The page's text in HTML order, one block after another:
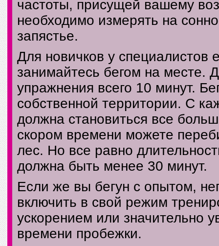
частоты, присущей вашему
необходимо измерять на
запястье.
Для новичков у специалистов
занимайтесь бегом на месте.
упражнения всего 10 минут.
собственной территории. С
должна становиться все
скором времени можете
лес. Но все равно
должна быть менее 30 минут.
Если же вы бегун с опытом,
включить в свой режим
ускорением или значительно
времени пробежки.